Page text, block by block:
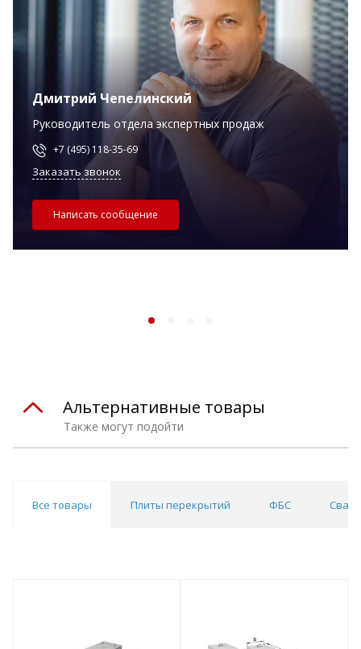
Дмитрий Чепелинский
Руководитель отдела экспертных продаж
+7 (495) 118-35-69
Заказать звонок
Написать сообщение
Также могут подойти
Альтернативные товары
Все товары Плиты перекрытий ФБС Сваи